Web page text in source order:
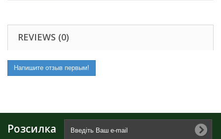
REVIEWS (0)
Напишите отзыв первым!
Розсилка